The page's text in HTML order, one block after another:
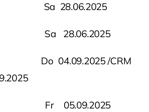
Sa 28.06.2025
Sa 28.06.2025
Do 04.09.2025 /CRM
Fr 05.09.2025